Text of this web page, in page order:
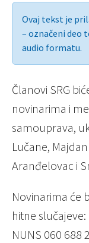
Ovaj tekst je
– označeni deo
audio formatu.
Članovi SRG
novinarima i
samouprava,
Lučane,
Aranđelovac i
Novinarima će
hitne slučajeve:
NUNS 060 688